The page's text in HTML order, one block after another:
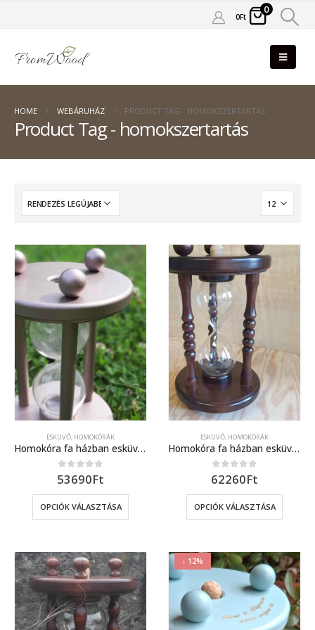
0Ft
0
HOME WEBÁRUHÁZ PRODUCT TAG - HOMOKSZERTARTÁS
Product Tag - homokszertartás
ESKÜVŐ, HOMOKÓRÁK
Homokóra fa házban esküvőre (rosegold)
0out of 5
53690Ft
OPCIÓK VÁLASZTÁSA
ESKÜVŐ, HOMOKÓRÁK
Homokóra fa házban esküvőre díszes oszlopokkal 3.
0out of 5
62260Ft
OPCIÓK VÁLASZTÁSA
↓ 12%